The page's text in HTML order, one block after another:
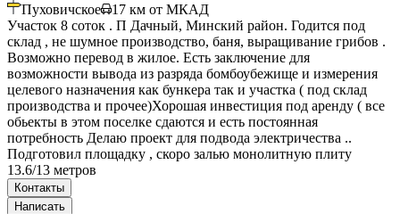
Пуховичское 17 км от МКАД
Участок 8 соток . П Дачный, Минский район. Годится под
склад , не шумное производство, баня, выращивание грибов .
Возможно перевод в жилое. Есть заключение для
возможности вывода из разряда бомбоубежище и измерения
целевого назначения как бункера так и участка ( под склад
производства и прочее)Хорошая инвестиция под аренду ( все
обьекты в этом поселке сдаются и есть постоянная
потребность Делаю проект для подвода электричества ..
Подготовил площадку , скоро залью монолитную плиту
13.6/13 метров
Контакты
Написать